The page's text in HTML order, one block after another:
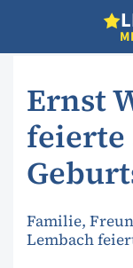
L
Ernst
feierte
Familie,
Lembach